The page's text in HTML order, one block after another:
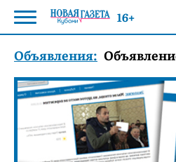
Объявления:
16+